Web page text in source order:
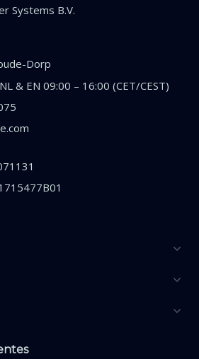
Systems B.V.
Dorp
& EN 09:00 – 16:00 (CET/CEST)